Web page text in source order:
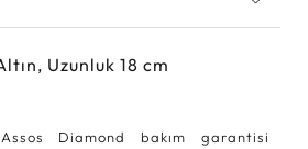
Uzunluk 18 cm
Diamond bakım garantisi